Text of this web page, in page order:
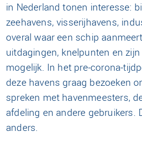
in Nederland tonen interesse:
zeehavens, visserijhavens,
overal waar een schip
uitdagingen, knelpunten en
mogelijk. In het pre-corona-
deze havens graag bezoeken
spreken met havenmeesters,
afdeling en andere gebruikers.
anders.